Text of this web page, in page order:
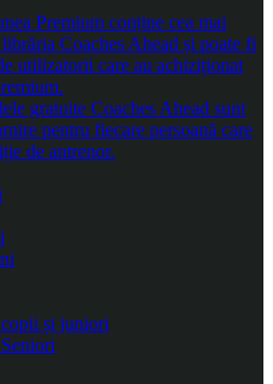
Premium conține cea mai
Coaches Ahead și poate fi
utilizatorii care au achiziționat
gratuite Coaches Ahead sunt
pentru fiecare persoană care
de antrenor.
și juniori